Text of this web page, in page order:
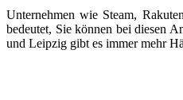
Unternehmen wie Steam,
bedeutet, Sie können bei diesen
und Leipzig gibt es immer mehr